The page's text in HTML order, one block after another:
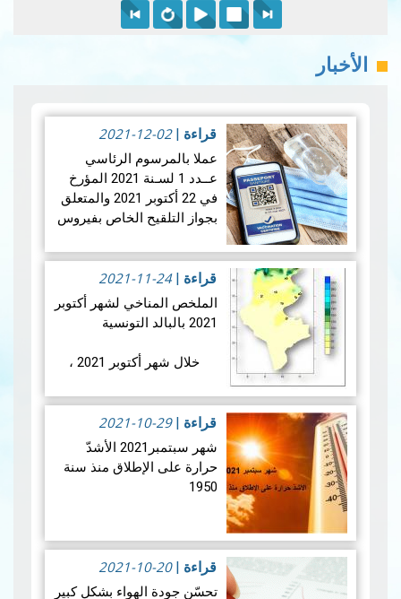
الأخبار
قراءة |
2021-12-02
عملا بالمرسوم الرئاسي
عــدد 1 لسـنة 2021 المؤرخ
في 22 أكتوبر 2021 والمتعلق
بجواز التلقيح الخاص بفيروس
الوطني للرصد الجوي
الاجراءات الاتي ذكرهم في
البلاغ
قراءة المزيد
قراءة |
2021-11-24
الملخص المناخي لشهر أكتوبر
2021 بالبالد التونسية
خلال شهر أكتوبر 2021 ،
الحرارة إجمالا أقلّ بقليل من
2010) بأغلب المناطق (…
قراءة المزيد
قراءة |
2021-10-29
شهر سبتمبر2021 الأشدّ
حرارة على الإطلاق منذ سنة
1950
شهدت البلاد التونسية امتدادا
لفصل الصيف وتواصلت
الحرارة مرتفعة بمناطقنا
قراءة |
2021-10-20
تحسّن جودة الهواء بشكل كبير